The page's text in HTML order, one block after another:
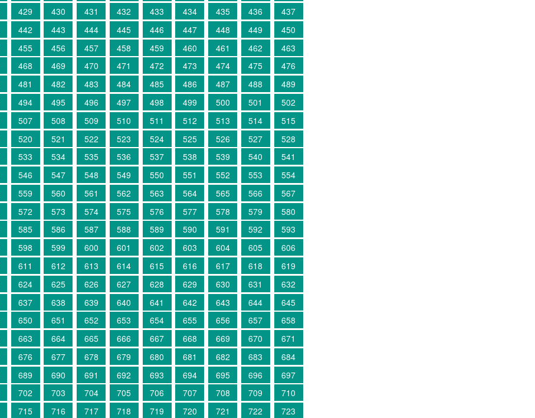
429 430 431 432 433 434 435 436
437
442 443 444 445 446 447 448 449
450
455 456 457 458 459 460 461 462
463
468 469 470 471 472 473 474 475
476
481 482 483 484 485 486 487 488
489
494 495 496 497 498 499 500 501
502
507 508 509 510 511 512 513 514
515
520 521 522 523 524 525 526 527
528
533 534 535 536 537 538 539 540
541
546 547 548 549 550 551 552 553
554
559 560 561 562 563 564 565 566
567
572 573 574 575 576 577 578 579
580
585 586 587 588 589 590 591 592
593
598 599 600 601 602 603 604 605
606
611 612 613 614 615 616 617 618
619
624 625 626 627 628 629 630 631
632
637 638 639 640 641 642 643 644
645
650 651 652 653 654 655 656 657
658
663 664 665 666 667 668 669 670
671
676 677 678 679 680 681 682 683
684
689 690 691 692 693 694 695 696
697
702 703 704 705 706 707 708 709
710
715 716 717 718 719 720 721 722
723